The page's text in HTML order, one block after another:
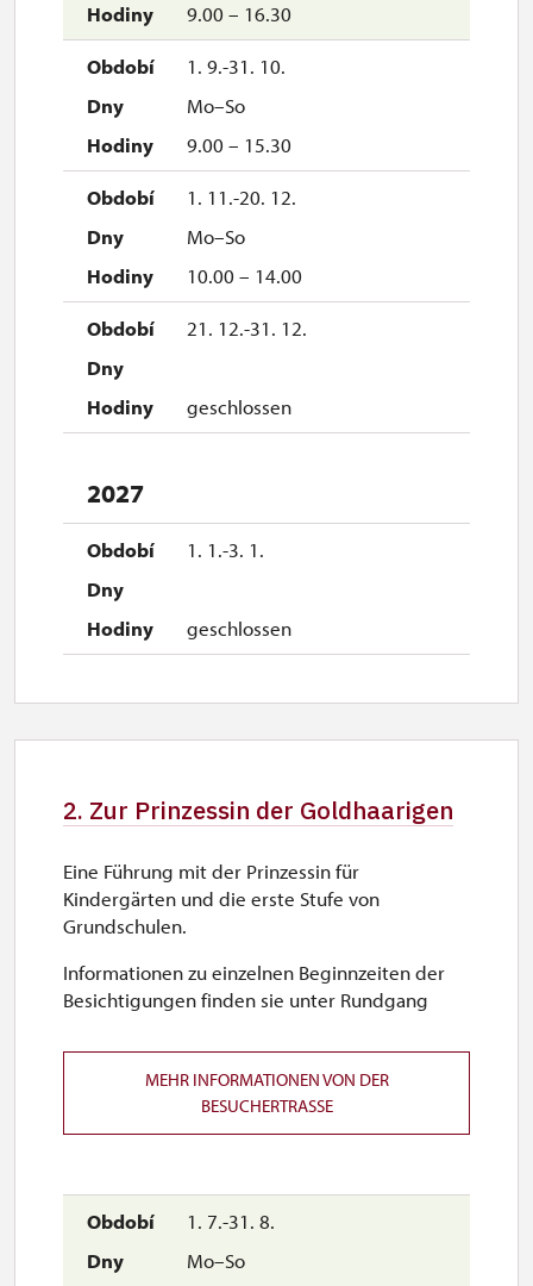
9.00 – 16.30
1. 9.-31. 10.
Mo–So
9.00 – 15.30
1. 11.-20. 12.
Mo–So
10.00 – 14.00
21. 12.-31. 12.
geschlossen
2027
1. 1.-3. 1.
geschlossen
2. Zur Prinzessin der Goldhaarigen
1. 7.-31. 8.
Mo–So
Eine Führung mit der Prinzessin für
Kindergärten und die erste Stufe von
Grundschulen.
Informationen zu einzelnen Beginnzeiten der
Besichtigungen finden sie unter Rundgang
MEHR INFORMATIONEN VON DER
BESUCHERTRASSE